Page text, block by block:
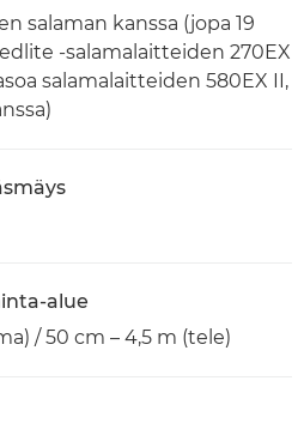
salaman kanssa (jopa 19
-salamalaitteiden 270EX
salamalaitteiden 580EX II,
alue
/ 50 cm – 4,5 m (tele)